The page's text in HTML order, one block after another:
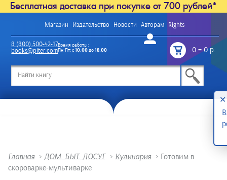
Бесплатная доставка при покупке от 700 рублей*
Магазин Издательство Новости Авторам Rights
Войти
0=0 р.
8 (800) 500-42-17
books@piter.com
Время работы:
Пн-Пт: с10:00до18:00
Главная > ДОМ. БЫТ. ДОСУГ > Кулинария > Готовим в
скороварке-мультиварке
✕